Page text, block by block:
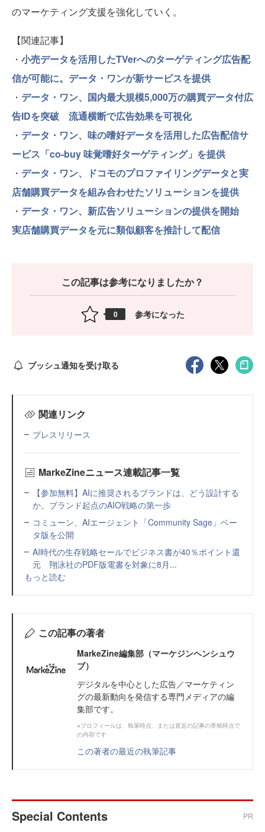
のマーケティング支援を強化していく。
【関連記事】
・ 小売データを活用したTVerへのターゲティング広告配
信が可能に。データ・ワンが新サービスを提供
・ データ・ワン、国内最大規模5,000万の購買データ付広
告IDを突破 流通横断で広告効果を可視化
・ データ・ワン、味の嗜好データを活用した広告配信サ
ービス「co-buy 味覚嗜好ターゲティング」を提供
・ データ・ワン、ドコモのプロファイリングデータと実
店舗購買データを組み合わせたソリューションを提供
・ データ・ワン、新広告ソリューションの提供を開始
実店舗購買データを元に類似顧客を推計して配信
この記事は参考になりましたか？
0 参考になった
プッシュ通知を受け取る
関連リンク
プレスリリース
MarkeZineニュース連載記事一覧
【参加無料】AIに推奨されるブランドは、どう設計する
か。ブランド起点のAIO戦略の第一歩
コミューン、AIエージェント「Community Sage」ベー
タ版を公開
AI時代の生存戦略セールでビジネス書が40％ポイント還
元 翔泳社のPDF版電書を対象に8月...
もっと読む
この記事の著者
MarkeZine編集部（マーケジンヘンシュウ
ブ）
デジタルを中心とした広告／マーケティン
グの最新動向を発信する専門メディアの編
集部です。
※プロフィールは、執筆時点、または直近の記事の寄稿時点で
の内容です
この著者の最近の執筆記事
Special Contents PR